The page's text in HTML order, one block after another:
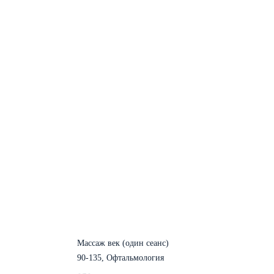
Массаж век (один сеанс)
90-135, Офтальмология